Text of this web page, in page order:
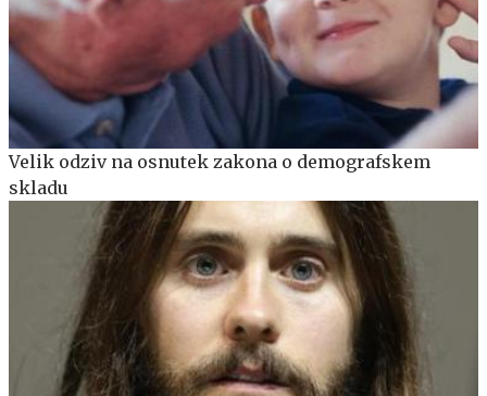
Velik odziv na osnutek zakona o demografskem
skladu